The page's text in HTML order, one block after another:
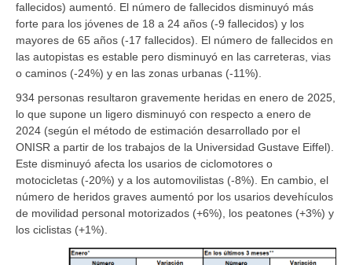
fallecidos) aumentó. El número de fallecidos disminuyó más
forte para los jóvenes de 18 a 24 años (-9 fallecidos) y los
mayores de 65 años (-17 fallecidos). El número de fallecidos en
las autopistas es estable pero disminuyó en las carreteras, vias
o caminos (-24%) y en las zonas urbanas (-11%).
934 personas resultaron gravemente heridas en enero de 2025,
lo que supone un ligero disminuyó con respecto a enero de
2024 (según el método de estimación desarrollado por el
ONISR a partir de los trabajos de la Universidad Gustave Eiffel).
Este disminuyó afecta los usarios de ciclomotores o
motocicletas (-20%) y a los automovilistas (-8%). En cambio, el
número de heridos graves aumentó por los usarios devehículos
de movilidad personal motorizados (+6%), los peatones (+3%) y
los ciclistas (+1%).